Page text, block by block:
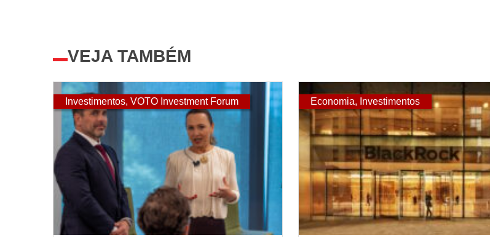
VEJA TAMBÉM
Investimentos, VOTO Investment Forum Economia, Investimentos